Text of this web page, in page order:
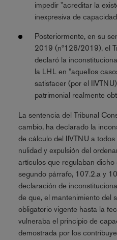
impedir "acreditar la
inexpresiva de
Posteriormente, en su
2019 (nº126/2019), el
declaró la
la LHL en "aquellos
satisfacer (por el
patrimonial realmente
La sentencia del Tribunal
cambio, ha declarado la
de cálculo del IIVTNU a
nulidad y expulsión del
artículos que regulaban
segundo párrafo, 107.2.a y
declaración de
de que, el mantenimiento del
obligatorio vigente hasta la
vulneraba el principio de
demostrada por los